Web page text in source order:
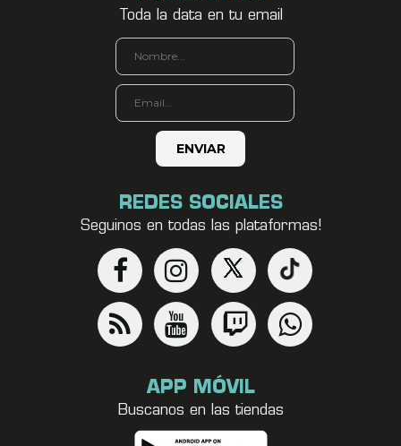
Toda la data en tu email
REDES SOCIALES
Seguinos en todas las plataformas!
APP MÓVIL
Buscanos en las tiendas